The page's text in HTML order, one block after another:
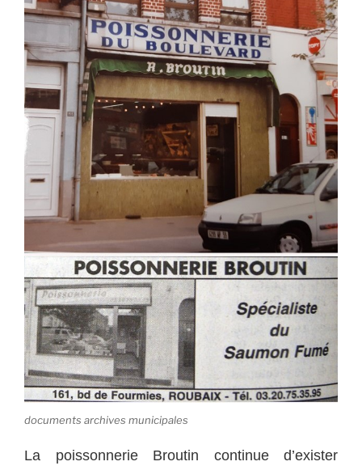
documents archives municipales
La poissonnerie Broutin continue d’exister